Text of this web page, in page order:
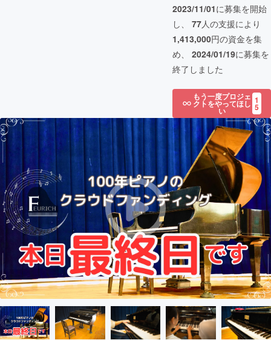
2023/11/01に募集を開始
し、 77人の支援により
1,413,000円の資金を集
め、 2024/01/19に募集を
終了しました
もう一度プロジェ
クトをやってほし
い
1
5